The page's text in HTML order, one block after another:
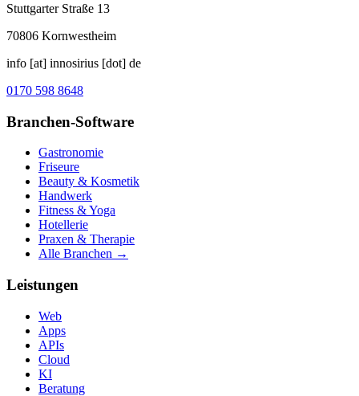
Stuttgarter Straße 13
70806 Kornwestheim
info [at] innosirius [dot] de
0170 598 8648
Branchen-Software
Gastronomie
Friseure
Beauty & Kosmetik
Handwerk
Fitness & Yoga
Hotellerie
Praxen & Therapie
Alle Branchen →
Leistungen
Web
Apps
APIs
Cloud
KI
Beratung